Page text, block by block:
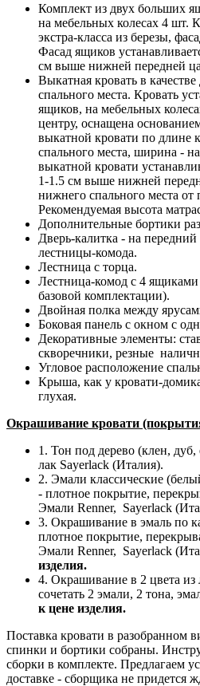
Комплект из двух больших
на мебельных колесах 4 шт.
экстра-класса из березы,
Фасад ящиков
см выше нижней передней
Выкатная кровать в
спального места. Кровать
ящиков, на мебельных
центру, оснащена
выкатной кровати по длине
спального места, ширина -
выкатной кровати
1-1.5 см выше нижней
нижнего спального места от
Рекомендуемая высота
Дополнительные бортики
Дверь-калитка - на
лестницы-комода.
Лестница с торца.
Лестница-комод с 4 ящиками
базовой комплектации).
Двойная полка между
Боковая панель с окном с
Декоративные элементы:
скворечники, резные
Угловое расположение
Крыша, как у кровати-
глухая.
Окрашивание кровати
1. Тон под дерево (клен,
лак Sayerlack (Италия).
2. Эмали классические
- плотное покрытие,
Эмали Renner, Sayerlack
3. Окрашивание в эмаль по
плотное покрытие,
Эмали Renner, Sayerlack
изделия.
4. Окрашивание в 2 цвета
сочетать 2 эмали, 2 тона,
к цене изделия.
Поставка кровати в разобранном
спинки и бортики собраны.
сборки в комплекте. Предлагаем
доставке - сборщика не придется